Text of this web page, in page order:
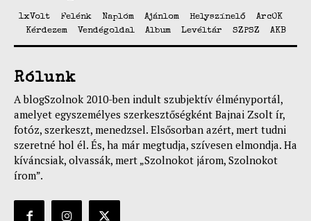
1xVolt Felénk Naplóm Ajánlom Helyszínelő
ArcOK
Kérdezem
Vendégoldal Album Levéltár SZPSZ AKB
Rólunk
A blogSzolnok 2010-ben indult szubjektív élményportál,
amelyet egyszemélyes szerkesztőségként Bajnai Zsolt ír,
fotóz, szerkeszt, menedzsel. Elsősorban azért, mert tudni
szeretné hol él. És, ha már megtudja, szívesen elmondja. Ha
kíváncsiak, olvassák, mert „Szolnokot járom, Szolnokot
írom”.